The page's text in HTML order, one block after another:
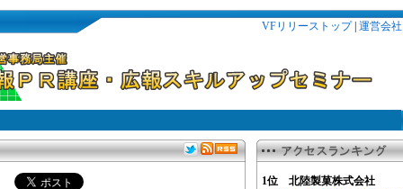
VFリリーストップ| 運営会社
1位 北陸製菓株式会社